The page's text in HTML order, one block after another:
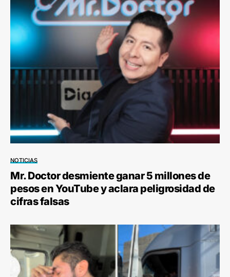
NOTICIAS
Mr. Doctor desmiente ganar 5 millones de
pesos en YouTube y aclara peligrosidad de
cifras falsas